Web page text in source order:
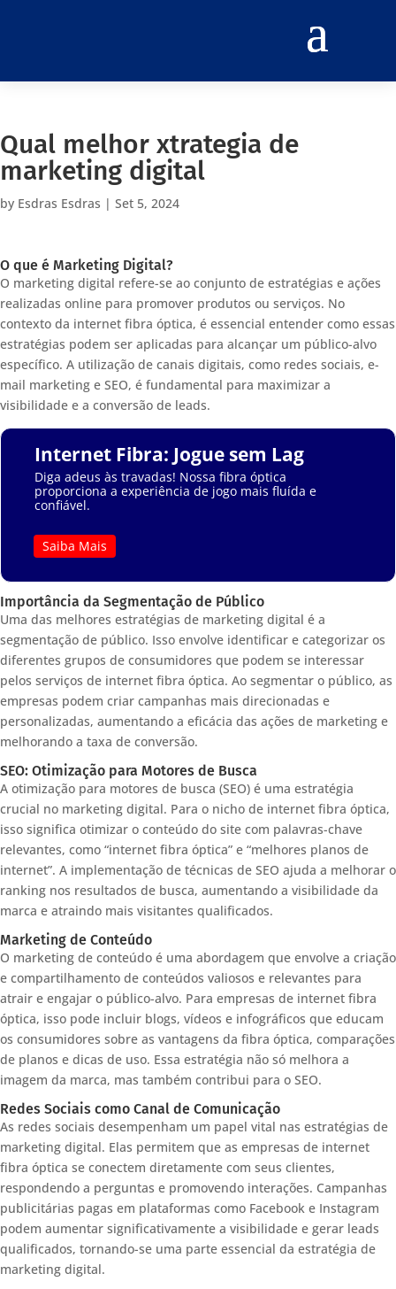
Qual melhor xtrategia de
marketing digital
by Esdras Esdras | Set 5, 2024
O que é Marketing Digital?
O marketing digital refere-se ao conjunto de estratégias e ações
realizadas online para promover produtos ou serviços. No
contexto da internet fibra óptica, é essencial entender como essas
estratégias podem ser aplicadas para alcançar um público-alvo
específico. A utilização de canais digitais, como redes sociais, e-
mail marketing e SEO, é fundamental para maximizar a
visibilidade e a conversão de leads.
Internet Fibra: Jogue sem Lag
Diga adeus às travadas! Nossa fibra óptica
proporciona a experiência de jogo mais fluída e
confiável.
Saiba Mais
Importância da Segmentação de Público
Uma das melhores estratégias de marketing digital é a
segmentação de público. Isso envolve identificar e categorizar os
diferentes grupos de consumidores que podem se interessar
pelos serviços de internet fibra óptica. Ao segmentar o público, as
empresas podem criar campanhas mais direcionadas e
personalizadas, aumentando a eficácia das ações de marketing e
melhorando a taxa de conversão.
SEO: Otimização para Motores de Busca
A otimização para motores de busca (SEO) é uma estratégia
crucial no marketing digital. Para o nicho de internet fibra óptica,
isso significa otimizar o conteúdo do site com palavras-chave
relevantes, como “internet fibra óptica” e “melhores planos de
internet”. A implementação de técnicas de SEO ajuda a melhorar o
ranking nos resultados de busca, aumentando a visibilidade da
marca e atraindo mais visitantes qualificados.
Marketing de Conteúdo
O marketing de conteúdo é uma abordagem que envolve a criação
e compartilhamento de conteúdos valiosos e relevantes para
atrair e engajar o público-alvo. Para empresas de internet fibra
óptica, isso pode incluir blogs, vídeos e infográficos que educam
os consumidores sobre as vantagens da fibra óptica, comparações
de planos e dicas de uso. Essa estratégia não só melhora a
imagem da marca, mas também contribui para o SEO.
Redes Sociais como Canal de Comunicação
As redes sociais desempenham um papel vital nas estratégias de
marketing digital. Elas permitem que as empresas de internet
fibra óptica se conectem diretamente com seus clientes,
respondendo a perguntas e promovendo interações. Campanhas
publicitárias pagas em plataformas como Facebook e Instagram
podem aumentar significativamente a visibilidade e gerar leads
qualificados, tornando-se uma parte essencial da estratégia de
marketing digital.